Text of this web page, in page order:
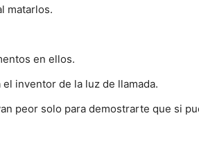
thePrivacy Policy.
matarlos.
en ellos.
inventor de la luz de llamada.
peor solo para demostrarte que si